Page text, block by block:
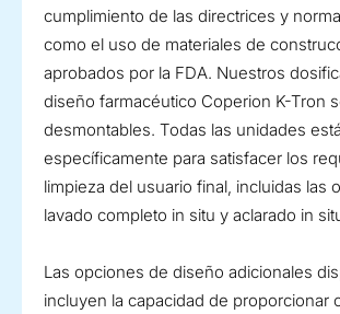
cumplimiento de las directrices y
como el uso de materiales de
aprobados por la FDA. Nuestros
diseño farmacéutico Coperion K-Tron
desmontables. Todas las unidades
específicamente para satisfacer los
limpieza del usuario final, incluidas las
lavado completo in situ y aclarado in
Las opciones de diseño adicionales
incluyen la capacidad de proporcionar